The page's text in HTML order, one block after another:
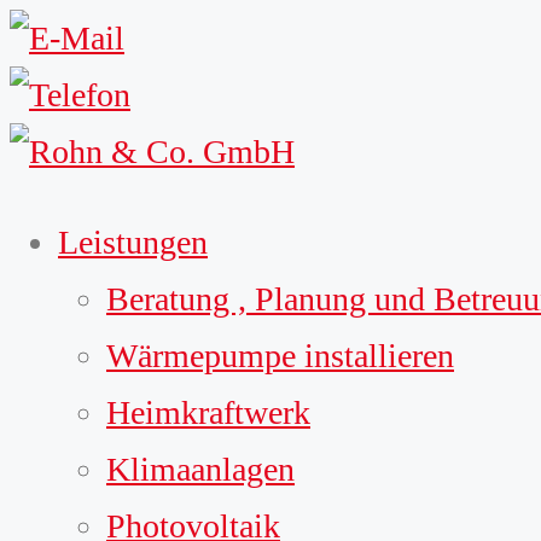
Leistungen
Beratung , Planung und
Wärmepumpe installieren
Heimkraftwerk
Klimaanlagen
Photovoltaik